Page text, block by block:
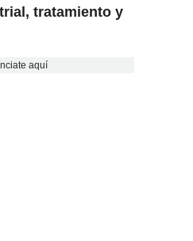
tratamiento y
aquí